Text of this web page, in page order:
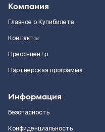
Компания
Главное о Купибилете
Контакты
Пресс-центр
Партнерская программа
Информация
Безопасность
Конфиденциальность